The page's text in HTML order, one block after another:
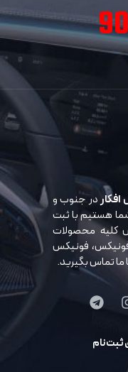
افکاردر جنوب و
شما هستیم با ثبت
کلیه محصولات
فونیکس
نام